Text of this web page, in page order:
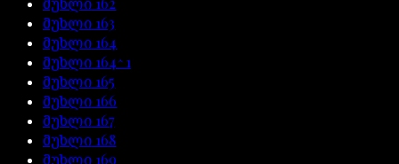
მუხლი 163
მუხლი 164
მუხლი 164^1
მუხლი 165
მუხლი 166
მუხლი 167
მუხლი 168
მუხლი 169